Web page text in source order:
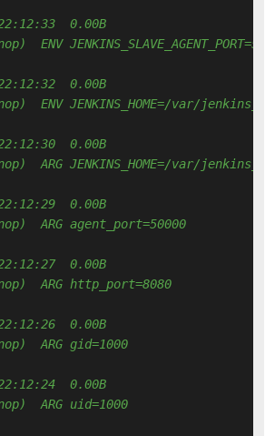
0.00B
ENV
0.00B
ENV JENKINS_HOME=/var/
0.00B
ARG JENKINS_HOME=/var/
0.00B
ARG agent_port=50000
0.00B
ARG http_port=8080
0.00B
ARG gid=1000
0.00B
ARG uid=1000